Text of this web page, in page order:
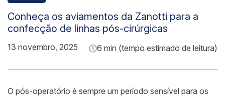
Conheça os aviamentos da Zanotti para a
confecção de linhas pós-cirúrgicas
13 novembro, 2025 6 min (tempo estimado de leitura)
O pós-operatório é sempre um período sensível para os